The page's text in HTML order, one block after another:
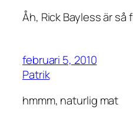
Åh, Rick Bayless är så
februari 5, 2010
Patrik
hmmm, naturlig mat